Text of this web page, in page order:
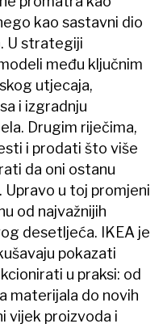
kao sastavni dio
U strategiji
među ključnim
utjecaja,
i izgradnju
Drugim riječima,
i prodati što više
da oni ostanu
u toj promjeni
od najvažnijih
desetljeća. IKEA je
pokazati
u praksi: od
materijala do novih
vijek proizvoda i